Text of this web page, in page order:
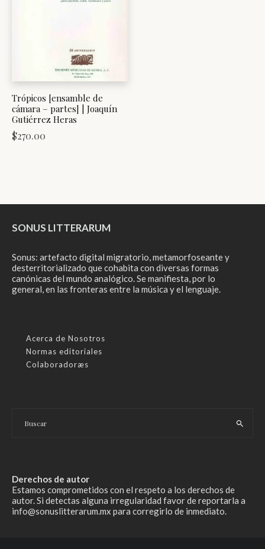
Trópicos [ensamble de
cámara – partes] | Joaquín
Gutiérrez Heras
$270.00
SONUS LITTERARUM
Sonus: artefacto digital migratorio, metamorfoseante y
desterritorializado que cohabita con diversas formas
canónicas del mundo analógico. Se manifiesta, por lo
general, en las fronteras entre la música y el lenguaje.
Acerca de Nosotros
Normas editoriales
Colaboradoræs
Derechos de autor
Estamos comprometidos con el respeto a los derechos de
autor. Si detectas alguna irregularidad favor de reportarla a
info@sonuslitterarum.mx para corregirlo de inmediato.